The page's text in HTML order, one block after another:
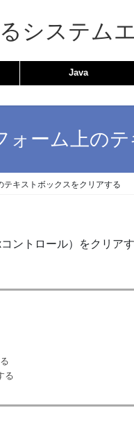
システム
Java
ォーム上の
テキストボックスをクリアする
ントロール）をクリア
る